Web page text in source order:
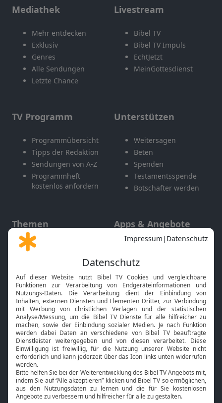
Mediathek
Mehr entdecken
Exklusiv
Genres
Alle Sendungen
Letzte Chance
Livestream
Bibel TV
Bibel TV Impuls
EchtJetzt
MeinGottesdienst
TV Programm
Programmübersicht
Tipps der Redaktion
Sendungen von A-Z
Programmheft
kostenlos anfordern
Unterstützen
Weitersagen
Beten
Spenden
Testamentsspende
Botschafter werden
Themen
Gott und Bibel erklärt
Neuigkeiten
Apps & Angebote
Mobile App
Smart TV
HbbTV
Bibelthek Online-Bibel
Nächster Gottesdienst
Bibel TV
Über uns
Jobs
Service
Kontakt
TV-Empfang